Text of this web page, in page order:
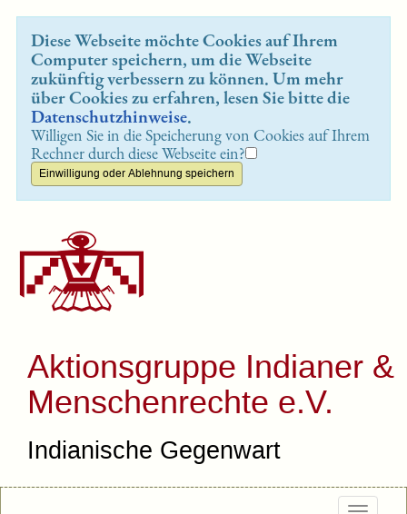
Diese Webseite möchte Cookies auf Ihrem
Computer speichern, um die Webseite
zukünftig verbessern zu können. Um mehr
über Cookies zu erfahren, lesen Sie bitte die
Datenschutzhinweise.
Willigen Sie in die Speicherung von Cookies auf Ihrem
Rechner durch diese Webseite ein?
Aktionsgruppe Indianer &
Menschenrechte e.V.
Indianische Gegenwart